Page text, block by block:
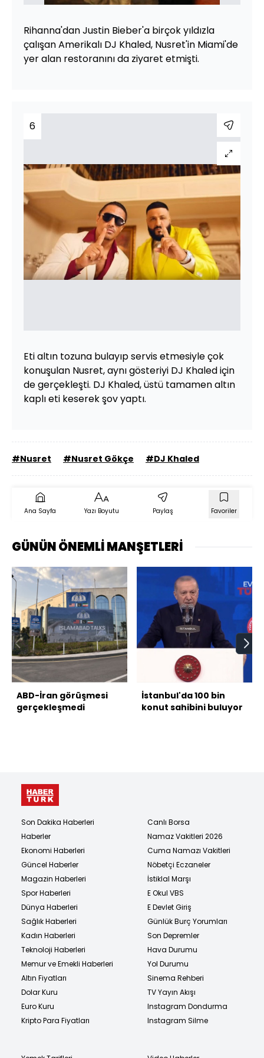
Rihanna'dan Justin Bieber'a birçok yıldızla
çalışan Amerikalı DJ Khaled, Nusret'in Miami'de
yer alan restoranını da ziyaret etmişti.
6
Eti altın tozuna bulayıp servis etmesiyle çok
konuşulan Nusret, aynı gösteriyi DJ Khaled için
de gerçekleşti. DJ Khaled, üstü tamamen altın
kaplı eti keserek şov yaptı.
#Nusret #Nusret Gökçe #DJ Khaled
Ana Sayfa Yazı Boyutu Paylaş Favoriler
GÜNÜN ÖNEMLİ MANŞETLERİ
ABD-İran görüşmesi
gerçekleşmedi
İstanbul'da 100 bin
konut sahibini buluyor
Son Dakika Haberleri
Haberler
Ekonomi Haberleri
Güncel Haberler
Magazin Haberleri
Spor Haberleri
Dünya Haberleri
Sağlık Haberleri
Kadın Haberleri
Teknoloji Haberleri
Memur ve Emekli Haberleri
Altın Fiyatları
Dolar Kuru
Euro Kuru
Kripto Para Fiyatları
Canlı Borsa
Namaz Vakitleri 2026
Cuma Namazı Vakitleri
Nöbetçi Eczaneler
İstiklal Marşı
E Okul VBS
E Devlet Giriş
Günlük Burç Yorumları
Son Depremler
Hava Durumu
Yol Durumu
Sinema Rehberi
TV Yayın Akışı
Instagram Dondurma
Instagram Silme